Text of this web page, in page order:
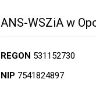
ANS-WSZiA w
REGON 531152730
NIP 7541824897